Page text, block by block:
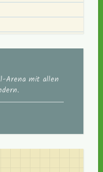
Arena mit allen